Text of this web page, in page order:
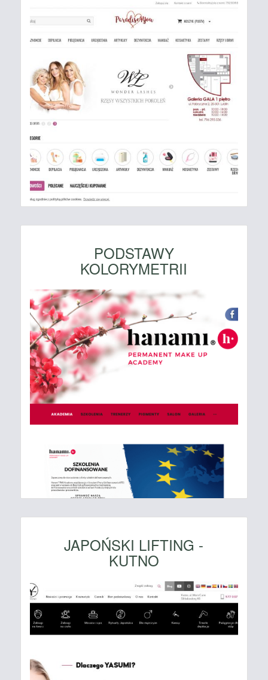
PODSTAWY
KOLORYMETRII
JAPOŃSKI LIFTING -
KUTNO